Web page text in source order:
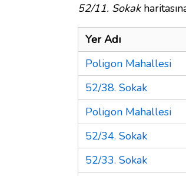
52/11. Sokak
Yer Adı
Poligon Mahallesi
52/38. Sokak
Poligon Mahallesi
52/34. Sokak
52/33. Sokak